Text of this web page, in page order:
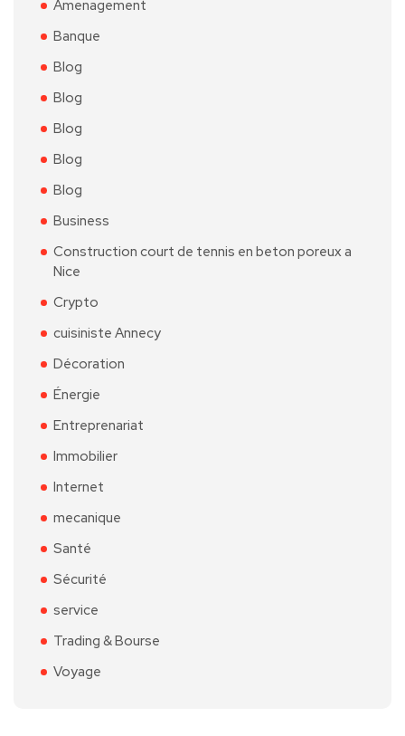
Amenagement
Banque
Blog
Blog
Blog
Blog
Blog
Business
Construction court de tennis en beton poreux a
Nice
Crypto
cuisiniste Annecy
Décoration
Énergie
Entreprenariat
Immobilier
Internet
mecanique
Santé
Sécurité
service
Trading & Bourse
Voyage